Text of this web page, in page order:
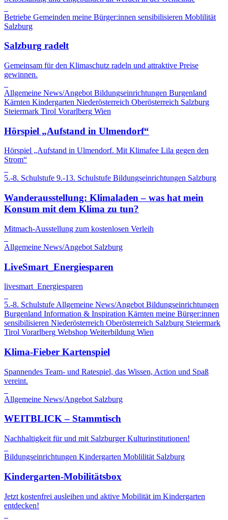
Betriebe Gemeinden meine Bürger:innen sensibilisieren Moblilität
Salzburg
Salzburg radelt
Gemeinsam für den Klimaschutz radeln und attraktive Preise
gewinnen.
Allgemeine News/Angebot Bildungseinrichtungen Burgenland
Kärnten Kindergarten Niederösterreich Oberösterreich Salzburg
Steiermark Tirol Vorarlberg Wien
Hörspiel „Aufstand in Ulmendorf“
Hörspiel „Aufstand in Ulmendorf. Mit Klimafee Lila gegen den
Strom“
5.-8. Schulstufe 9.-13. Schulstufe Bildungseinrichtungen Salzburg
Wanderausstellung: Klimaladen – was hat mein
Konsum mit dem Klima zu tun?
Mitmach-Ausstellung zum kostenlosen Verleih
Allgemeine News/Angebot Salzburg
LiveSmart_Energiesparen
livesmart_Energiesparen
5.-8. Schulstufe Allgemeine News/Angebot Bildungseinrichtungen
Burgenland Information & Inspiration Kärnten meine Bürger:innen
sensibilisieren Niederösterreich Oberösterreich Salzburg Steiermark
Tirol Vorarlberg Webshop Weiterbildung Wien
Klima-Fieber Kartenspiel
Spannendes Team- und Ratespiel, das Wissen, Action und Spaß
vereint.
Allgemeine News/Angebot Salzburg
WEITBLICK – Stammtisch
Nachhaltigkeit für und mit Salzburger Kulturinstitutionen!
Bildungseinrichtungen Kindergarten Moblilität Salzburg
Kindergarten-Mobilitätsbox
Jetzt kostenfrei ausleihen und aktive Mobilität im Kindergarten
entdecken!